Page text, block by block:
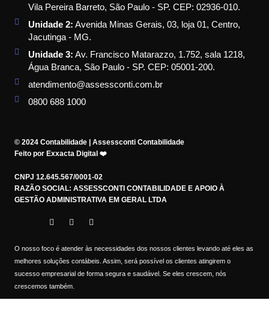
Vila Pereira Barreto, São Paulo - SP. CEP: 02936-010.
Unidade 2: Avenida Minas Gerais, 03, loja 01, Centro,
Jacutinga - MG.
Unidade 3: Av. Francisco Matarazzo, 1.752, sala 1218,
Água Branca, São Paulo - SP. CEP: 05001-200.
atendimento@assessconti.com.br
0800 688 1000
© 2024 Contabilidade | Assessconti Contabilidade
Feito por Exxacta Digital ❤️
CNPJ 12.645.567/0001-02
RAZÃO SOCIAL: ASSESSCONTI CONTABILIDADE E APOIO À
GESTÃO ADMINISTRATIVA EM GERAL LTDA
O nosso foco é atender às necessidades dos nossos clientes levando até eles as
melhores soluções contábeis. Assim, será possível os clientes atingirem o
sucesso empresarial de forma segura e saudável. Se eles crescem, nós
crescemos também.